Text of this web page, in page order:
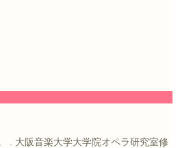
大阪音楽大学大学院オペラ研究室修